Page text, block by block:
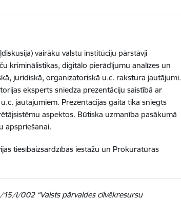
vairāku valstu institūciju pārstāvji
kriminālistikas, digitālo pierādījumu analīzes un
juridiskā, organizatoriskā u.c. rakstura jautājumi.
eksperts sniedza prezentāciju saistībā ar
jautājumiem. Prezentācijas gaitā tika sniegts
aspektos. Būtiska uzmanība pasākumā
apspriešanai.
tiesībaizsardzības iestāžu un Prokuratūras
I/002 “Valsts pārvaldes cilvēkresursu